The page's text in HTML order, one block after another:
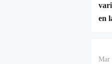
en
Mar